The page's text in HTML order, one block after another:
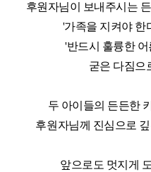
후원자님이 보내주시는
'가족을 지켜야 한
'반드시 훌륭한
굳은 다짐으
두 아이들의 든든한
후원자님께 진심으로
앞으로도 멋지게